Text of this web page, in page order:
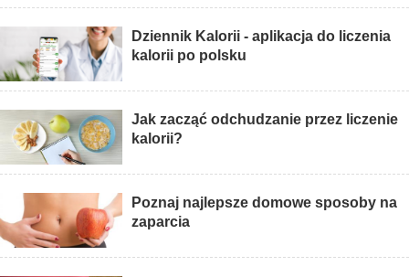
Dziennik Kalorii - aplikacja do liczenia
kalorii po polsku
Jak zacząć odchudzanie przez liczenie
kalorii?
Poznaj najlepsze domowe sposoby na
zaparcia